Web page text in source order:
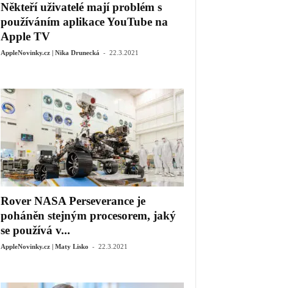
Někteří uživatelé mají problém s
používáním aplikace YouTube na
Apple TV
AppleNovinky.cz | Nika Drunecká - 22.3.2021
Rover NASA Perseverance je
poháněn stejným procesorem, jaký
se používá v...
AppleNovinky.cz | Maty Lisko - 22.3.2021